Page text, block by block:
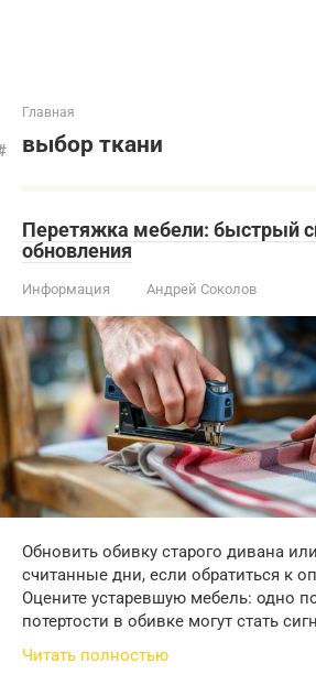
Главная
выбор ткани
Перетяжка мебели: быстрый
обновления
Информация Андрей Соколов
Обновить обивку старого дивана
считанные дни, если обратиться к
Оцените устаревшую мебель: одно
потертости в обивке могут стать
Читать полностью